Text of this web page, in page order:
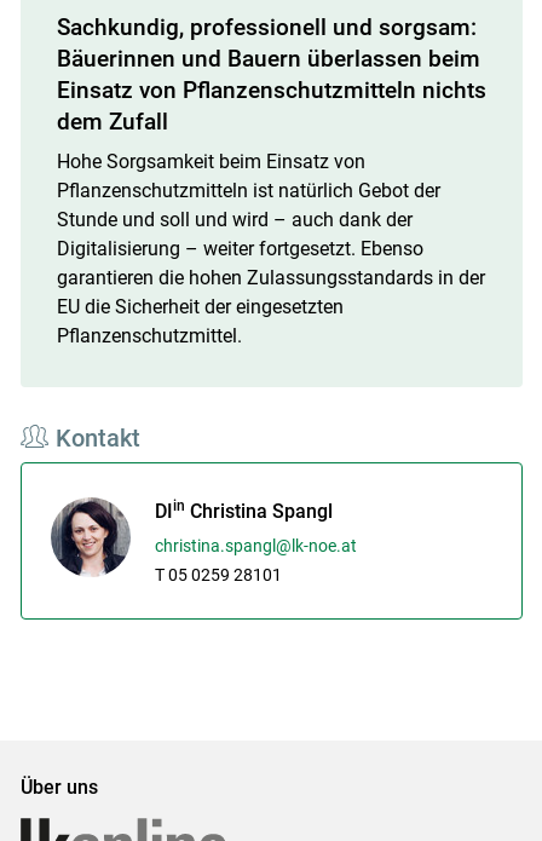
Sachkundig, professionell und sorgsam:
Bäuerinnen und Bauern überlassen beim
Einsatz von Pflanzenschutzmitteln nichts
dem Zufall
Hohe Sorgsamkeit beim Einsatz von
Pflanzenschutzmitteln ist natürlich Gebot der
Stunde und soll und wird – auch dank der
Digitalisierung – weiter fortgesetzt. Ebenso
garantieren die hohen Zulassungsstandards in der
EU die Sicherheit der eingesetzten
Pflanzenschutzmittel.
Kontakt
DIin Christina Spangl
christina.spangl@lk-noe.at
T 05 0259 28101
Über uns